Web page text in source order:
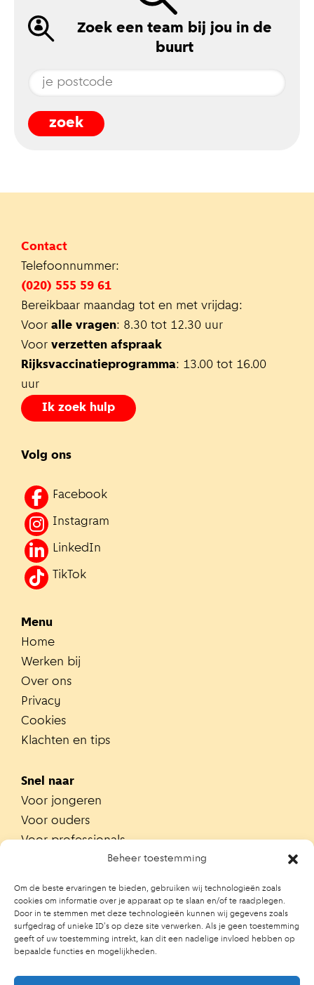
Beheer toestemming
Om de beste ervaringen te bieden, gebruiken wij technologieën zoals
cookies om informatie over je apparaat op te slaan en/of te raadplegen.
Door in te stemmen met deze technologieën kunnen wij gegevens zoals
surfgedrag of unieke ID's op deze site verwerken. Als je geen toestemming
geeft of uw toestemming intrekt, kan dit een nadelige invloed hebben op
bepaalde functies en mogelijkheden.
Zoek een team bij jou in de
buurt
Contact
Telefoonnummer:
(020) 555 59 61
Bereikbaar maandag tot en met vrijdag:
Voor alle vragen: 8.30 tot 12.30 uur
Voor verzetten afspraak
Rijksvaccinatieprogramma: 13.00 tot 16.00
uur
Ik zoek hulp
Volg ons
Facebook
Instagram
LinkedIn
TikTok
Menu
Home
Werken bij
Over ons
Privacy
Cookies
Klachten en tips
Snel naar
Voor jongeren
Voor ouders
Voor professionals
Zoek contactpersoon op school
Trainingen
Ouderportaal JGZ